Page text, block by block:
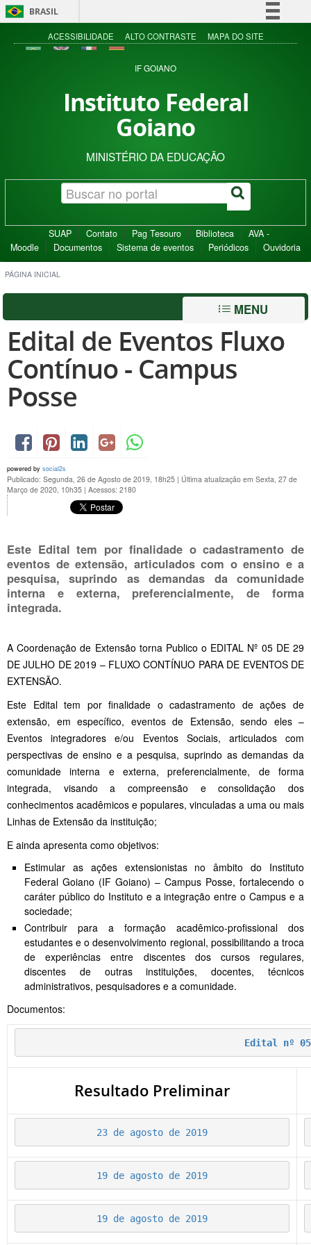
BRASIL
Simplifique!
Acesso à informação
ACESSIBILIDADE ALTO CONTRASTE MAPA DO SITE
IF GOIANO
Instituto Federal
Goiano
MINISTÉRIO DA EDUCAÇÃO
SUAP Contato Pag Tesouro Biblioteca
AVA -
Moodle
Documentos Sistema de eventos Periódicos Ouvidoria
PÁGINA INICIAL
MENU
Edital de Eventos Fluxo
Contínuo - Campus
Posse
powered by social2s
Publicado: Segunda, 26 de Agosto de 2019, 18h25 | Última atualização em Sexta, 27 de
Março de 2020, 10h35 | Acessos: 2180
Este Edital tem por finalidade o cadastramento de
eventos de extensão, articulados com o ensino e a
pesquisa, suprindo as demandas da comunidade
interna e externa, preferencialmente, de forma
integrada.
A Coordenação de Extensão torna Publico o EDITAL Nº 05 DE 29
DE JULHO DE 2019 – FLUXO CONTÍNUO PARA DE EVENTOS DE
EXTENSÃO.
Este Edital tem por finalidade o cadastramento de ações de
extensão, em específico, eventos de Extensão, sendo eles –
Eventos integradores e/ou Eventos Sociais, articulados com
perspectivas de ensino e a pesquisa, suprindo as demandas da
comunidade interna e externa, preferencialmente, de forma
integrada, visando a compreensão e consolidação dos
conhecimentos acadêmicos e populares, vinculadas a uma ou mais
Linhas de Extensão da instituição;
E ainda apresenta como objetivos:
Estimular as ações extensionistas no âmbito do Instituto
Federal Goiano (IF Goiano) – Campus Posse, fortalecendo o
caráter público do Instituto e a integração entre o Campus e a
sociedade;
Contribuir para a formação acadêmico-profissional dos
estudantes e o desenvolvimento regional, possibilitando a troca
de experiências entre discentes dos cursos regulares,
discentes de outras instituições, docentes, técnicos
administrativos, pesquisadores e a comunidade.
Documentos:
Edital nº
Resultado Preliminar
23 de agosto de 2019
19 de agosto de 2019
19 de agosto de 2019